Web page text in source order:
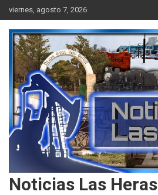
Skip
to
content
viernes, agosto 7, 2026
Noticias Las Heras